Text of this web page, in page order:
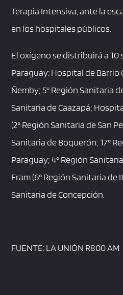
Terapia Intensiva, ante la
en los hospitales públicos.
El oxígeno se distribuirá a 10
Paraguay: Hospital de
Ñemby; 5° Región Sanitaria
Sanitaria de Caazapá;
(2° Región Sanitaria de San
Sanitaria de Boquerón; 17°
Paraguay; 4° Región
Fram (6° Región Sanitaria de
Sanitaria de Concepción.
FUENTE: LA UNIÓN R800 AM